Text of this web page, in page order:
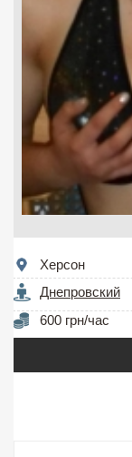
Херсон
Днепровский
600 грн/час